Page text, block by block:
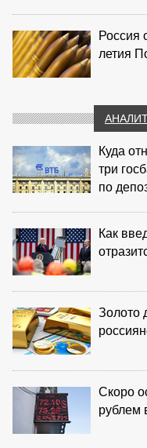
Россия
летия
Куда
три
по
Как
Золото
Скоро
рублем